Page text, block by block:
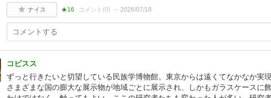
ナイス ★16 コメント(0) 2026/07/18
コピスス
ずっと行きたいと切望している民族学博物館。東京からは遠くてなかなか実現
さまざまな国の膨大な展示物が地域ごとに展示され、しかもガラスケースに